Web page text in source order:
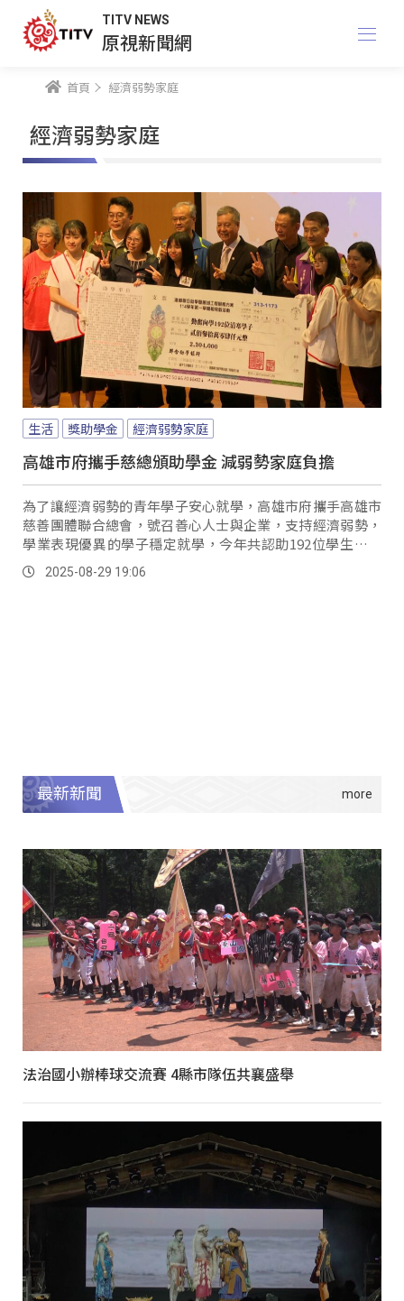
TITV NEWS
原視新聞網
首頁 經濟弱勢家庭
經濟弱勢家庭
生活 獎助學金 經濟弱勢家庭
高雄市府攜手慈總頒助學金 減弱勢家庭負擔
為了讓經濟弱勢的青年學子安心就學，高雄市府攜手高雄市
慈善團體聯合總會，號召善心人士與企業，支持經濟弱勢，
學業表現優異的學子穩定就學，今年共認助192位學生，發
放助學金超過230萬元；其中也有原民青年受惠。
2025-08-29 19:06
最新新聞
法治國小辦棒球交流賽 4縣市隊伍共襄盛舉